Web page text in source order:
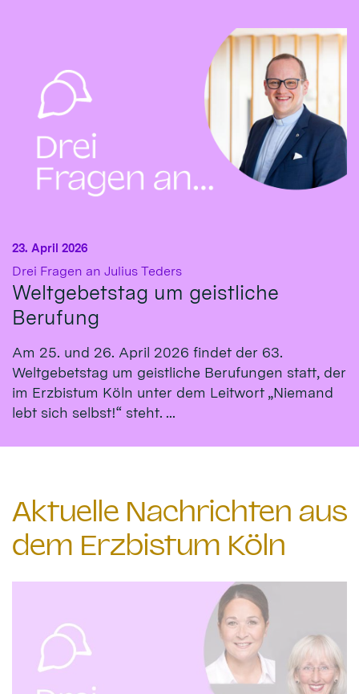
Drei Fragen an Julius Teders:
Weltgebetstag um geistliche
Berufung
23. April 2026
Am 25. und 26. April 2026 findet der 63.
Weltgebetstag um geistliche Berufungen statt, der
im Erzbistum Köln unter dem Leitwort „Niemand
lebt sich selbst!“ steht. ...
Aktuelle Nachrichten aus
dem Erzbistum Köln